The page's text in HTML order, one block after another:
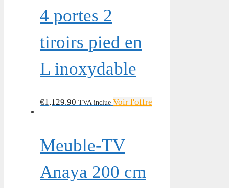
4 portes 2
tiroirs pied en
L inoxydable
€1,129.90 TVA inclue Voir l'offre
Meuble-TV
Anaya 200 cm